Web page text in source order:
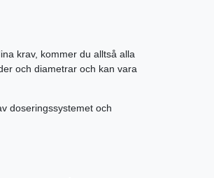
krav, kommer du alltså alla
och diametrar och kan vara
doseringssystemet och